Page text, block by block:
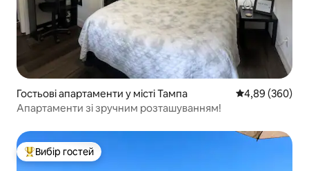
Гостьові апартаменти у місті Тампа Середня
4,89 (360)
Апартаменти зі зручним розташуванням!
Топ вибір гостей
Вибір гостей